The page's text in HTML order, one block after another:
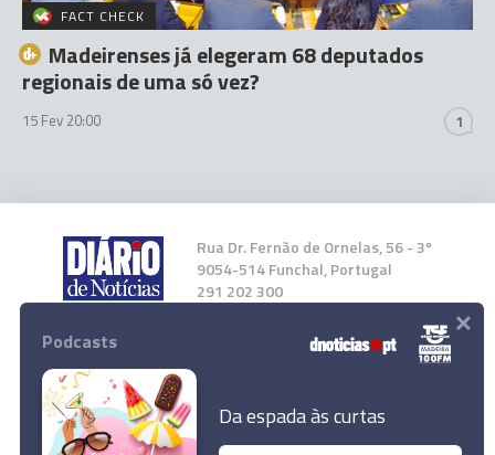
FACT CHECK
Madeirenses já elegeram 68 deputados
regionais de uma só vez?
15 Fev 20:00 1
Rua Dr. Fernão de Ornelas, 56 - 3º
9054-514 Funchal, Portugal
291 202 300
Instale a nossa App
Podcasts
Da espada às curtas
×